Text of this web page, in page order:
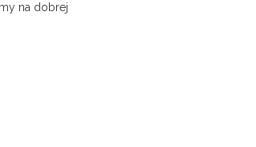
na dobrej